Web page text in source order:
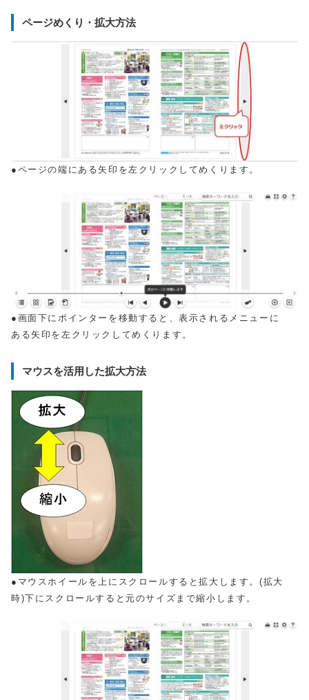
ページめくり・拡大方法
●ページの端にある矢印を左クリックしてめくります。
●画面下にポインターを移動すると、表示されるメニューに
ある矢印を左クリックしてめくります。
マウスを活用した拡大方法
●マウスホイールを上にスクロールすると拡大します。(拡大
時)下にスクロールすると元のサイズまで縮小します。